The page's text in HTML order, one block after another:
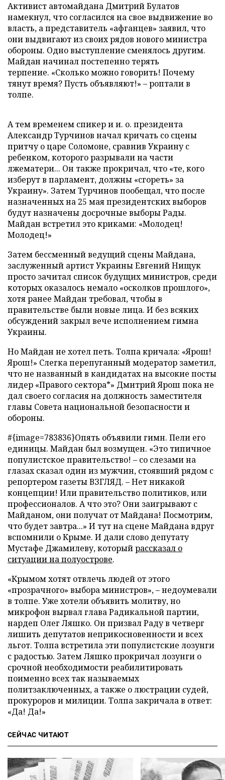
Активист автомайдана Дмитрий Булатов
намекнул, что согласился на свое выдвижение во
власть, а представитель «афганцев» заявил, что
они выдвигают из своих рядов нового министра
обороны. Одно выступление сменялось другим.
Майдан начинал постепенно терять
терпение. «Сколько можно говорить! Почему
тянут время? Пусть объявляют!» – роптали в
толпе.
А тем временем спикер и и. о. президента
Александр Турчинов начал кричать со сцены
притчу о царе Соломоне, сравнив Украину с
ребенком, которого разрывали на части
лжематери... Он также прокричал, что «те, кого
изберут в парламент, должны «сгореть» за
Украину». Затем Турчинов пообещал, что после
назначенных на 25 мая президентских выборов
будут назначены досрочные выборы Рады.
Майдан встретил это криками: «Молодец!
Молодец!»
Затем бессменный ведущий сцены Майдана,
заслуженный артист Украины Евгений Нищук
просто зачитал список будущих министров, среди
которых оказалось немало «осколков прошлого»,
хотя ранее Майдан требовал, чтобы в
правительстве были новые лица. И без всяких
обсуждений закрыл вече исполнением гимна
Украины.
Но Майдан не хотел петь. Толпа кричала: «Ярош!
Ярош!» Слегка перепуганный модератор заметил,
что не названный в кандидатах на высокие посты
лидер «Правого сектора*» Дмитрий Ярош пока не
дал своего согласия на должность заместителя
главы Совета национальной безопасности и
обороны.
#{image=783836}Опять объявили гимн. Пели его
единицы. Майдан был возмущен. «Это типичное
популистское правительство! – со слезами на
глазах сказал один из мужчин, стоявший рядом с
репортером газеты ВЗГЛЯД. – Нет никакой
концепции! Или правительство политиков, или
профессионалов. А что это? Они заигрывают с
Майданом, они получат от Майдана! Посмотрим,
что будет завтра...» И тут на сцене Майдана вдруг
вспомнили о Крыме. И дали слово депутату
Мустафе Джамилеву, которыйрассказал о
ситуации на полуострове.
«Крымом хотят отвлечь людей от этого
«прозрачного» выбора министров», – недоумевали
в толпе. Уже хотели объявить молитву, но
микрофон вырвал глава Радикальной партии,
нардеп Олег Ляшко. Он призвал Раду в четверг
лишить депутатов неприкосновенности и всех
льгот. Толпа встретила эти популистские лозунги
с радостью. Затем Ляшко прокричал лозунги о
срочной необходимости реабилитировать
поименно всех так называемых
политзаключенных, а также о люстрации судей,
прокуроров и милиции. Толпа закричала в ответ:
«Да! Да!»
СЕЙЧАС ЧИТАЮТ